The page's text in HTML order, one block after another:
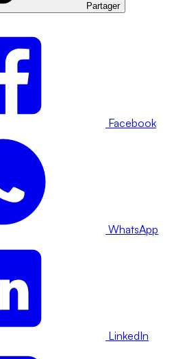
Partager
Facebook
WhatsApp
LinkedIn